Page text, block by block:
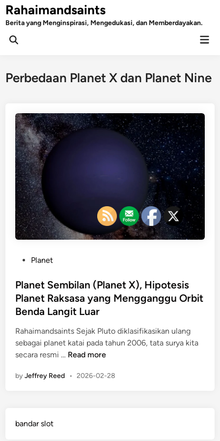
Skip
to
content
Rahaimandsaints
Berita yang Menginspirasi, Mengedukasi, dan Memberdayakan.
Open
Perbedaan Planet X dan Planet Nine
s
t
e
i
n
Planet
Planet Sembilan (Planet X), Hipotesis
Planet Raksasa yang Mengganggu Orbit
Benda Langit Luar
Rahaimandsaints Sejak Pluto diklasifikasikan ulang
sebagai planet katai pada tahun 2006, tata surya kita
secara resmi … P
a
Read more
byJeffrey Reed • 2026-02-28
bandar slot